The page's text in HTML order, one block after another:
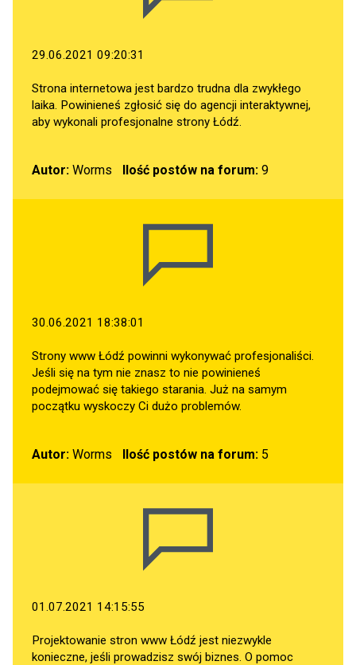
29.06.2021 09:20:31
Strona internetowa jest bardzo trudna dla zwykłego
laika. Powinieneś zgłosić się do agencji interaktywnej,
aby wykonali profesjonalne strony Łódź.
Autor: Worms Ilość postów na forum:9
30.06.2021 18:38:01
Strony www Łódź powinni wykonywać profesjonaliści.
Jeśli się na tym nie znasz to nie powinieneś
podejmować się takiego starania. Już na samym
początku wyskoczy Ci dużo problemów.
Autor: Worms Ilość postów na forum:5
01.07.2021 14:15:55
Projektowanie stron www Łódź jest niezwykle
konieczne, jeśli prowadzisz swój biznes. O pomoc